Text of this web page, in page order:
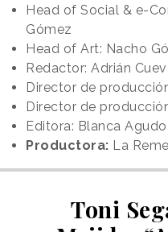
Head of Social & e-
Gómez
Head of Art: Nacho
Redactor: Adrián
Director de
Director de
Editora: Blanca Agudo
Productora: La
Toni